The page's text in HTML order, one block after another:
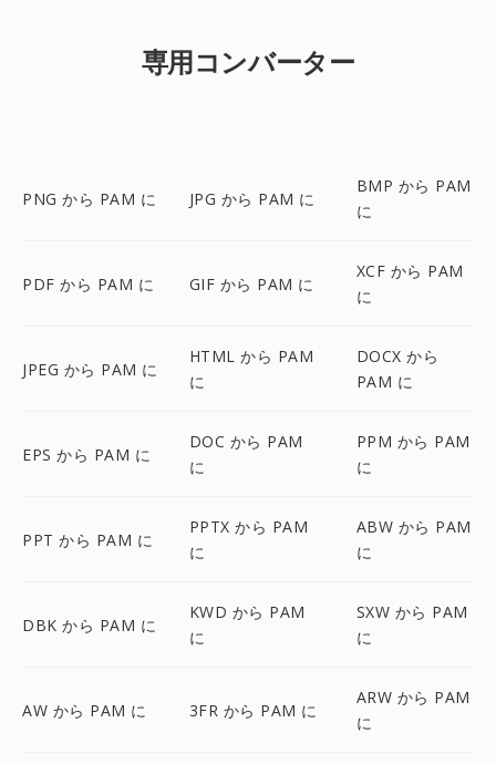
専用コンバーター
PNG から PAM に JPG から PAM に
BMP から PAM
に
PDF から PAM に GIF から PAM に
XCF から PAM
に
JPEG から PAM に
HTML から PAM
に
DOCX から
PAM に
EPS から PAM に
DOC から PAM
に
PPM から PAM
に
PPT から PAM に
PPTX から PAM
に
ABW から PAM
に
DBK から PAM に
KWD から PAM
に
SXW から PAM
に
AW から PAM に 3FR から PAM に
ARW から PAM
に